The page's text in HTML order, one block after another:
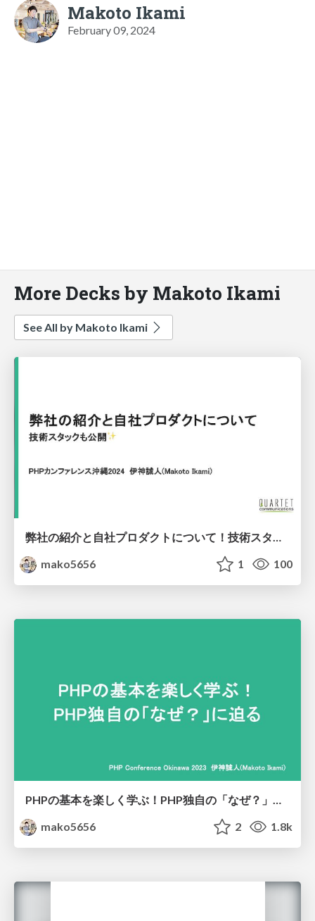
Makoto Ikami
February 09, 2024
More Decks by Makoto Ikami
See All by Makoto Ikami
弊社の紹介と自社プロダクトについて！技術スタックも公開！ #phpcon_okinawa
mako5656
1 100
mako5656
2 1.8k